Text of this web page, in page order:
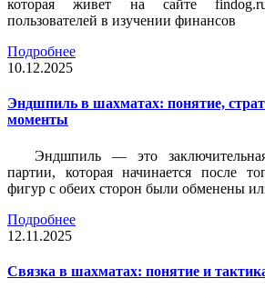
которая живет на сайте
пользователей в изучении финансов
Подробнее
10.12.2025
Эндшпиль в шахматах: понятие,
моменты
Эндшпиль — это
партии, которая начинается после
фигур с обеих сторон были обменены
Подробнее
12.11.2025
Связка в шахматах: понятие и